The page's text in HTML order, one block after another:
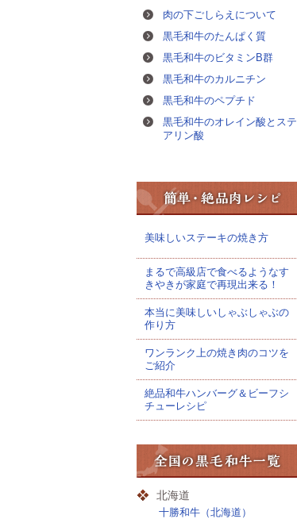
肉の下ごしらえについて
黒毛和牛のたんぱく質
黒毛和牛のビタミンB群
黒毛和牛のカルニチン
黒毛和牛のペプチド
黒毛和牛のオレイン酸とステ
アリン酸
美味しいステーキの焼き方
まるで高級店で食べるようなす
きやきが家庭で再現出来る！
本当に美味しいしゃぶしゃぶの
作り方
ワンランク上の焼き肉のコツを
ご紹介
絶品和牛ハンバーグ＆ビーフシ
チューレシピ
北海道
十勝和牛（北海道）